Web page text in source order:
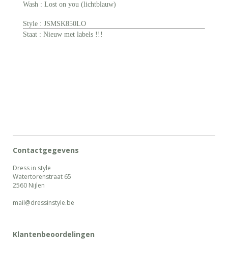
Wash : Lost on you (lichtblauw)
Style : JSMSK850LO
Staat : Nieuw met labels !!!
Contactgegevens
Dress in style
Watertorenstraat 65
2560 Nijlen
mail@dressinstyle.be
Klantenbeoordelingen